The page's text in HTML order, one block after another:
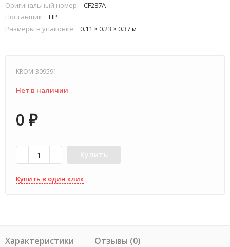
Оригинальный номер:
CF287A
Поставщик:
HP
Размеры в упаковке:
0.11 × 0.23 × 0.37 м
KROM-309591
Нет в наличии
0 ₽
Купить
Купить в один клик
Характеристики Отзывы (0)